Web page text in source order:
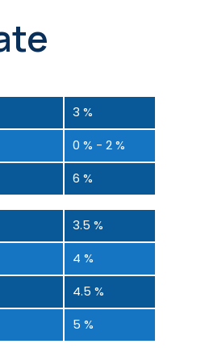
3 %
0 % - 2 %
6 %
3.5 %
4 %
4.5 %
5 %